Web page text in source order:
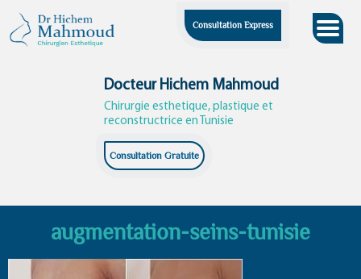
content
Consultation Express
Docteur Hichem Mahmoud
Chirurgie esthetique, plastique et
reconstructrice en Tunisie
Consultation Gratuite
augmentation-seins-tunisie